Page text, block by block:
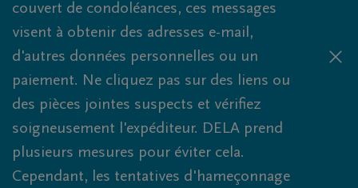
couvert de condoléances, ces messages
visent à obtenir des adresses e-mail,
d'autres données personnelles ou un
paiement. Ne cliquez pas sur des liens ou
des pièces jointes suspects et vérifiez
soigneusement l'expéditeur. DELA prend
plusieurs mesures pour éviter cela.
Cependant, les tentatives d'hameçonnage